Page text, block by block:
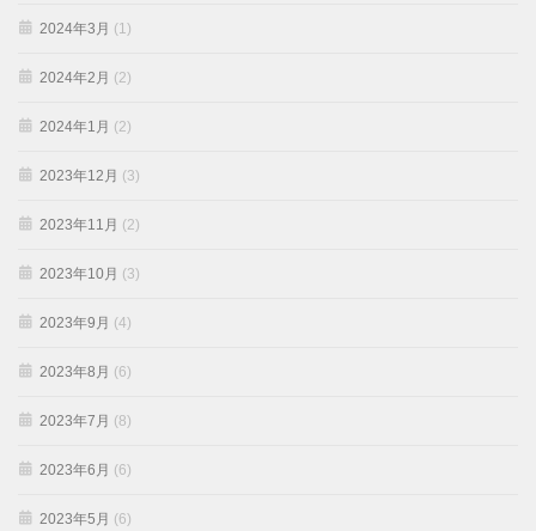
2024年3月 (1)
2024年2月 (2)
2024年1月 (2)
2023年12月 (3)
2023年11月 (2)
2023年10月 (3)
2023年9月 (4)
2023年8月 (6)
2023年7月 (8)
2023年6月 (6)
2023年5月 (6)